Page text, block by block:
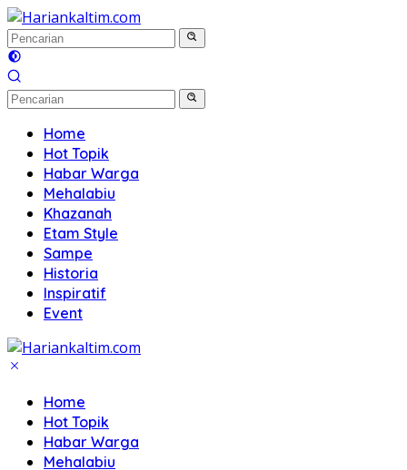
Langsung
ke
konten
Home
Hot Topik
Habar Warga
Mehalabiu
Khazanah
Etam Style
Sampe
Historia
Inspiratif
Event
Home
Hot Topik
Habar Warga
Mehalabiu